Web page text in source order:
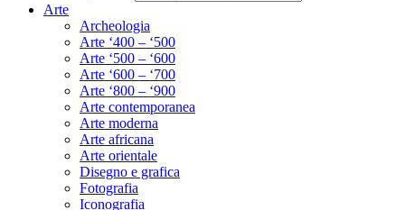
Arte
Archeologia
Arte ‘400 – ‘500
Arte ‘500 – ‘600
Arte ‘600 – ‘700
Arte ‘800 – ‘900
Arte contemporanea
Arte moderna
Arte africana
Arte orientale
Disegno e grafica
Fotografia
Iconografia